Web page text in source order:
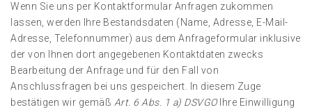
Wenn Sie uns per Kontaktformular Anfragen zukommen
lassen, werden Ihre Bestandsdaten (Name, Adresse, E-Mail-
Adresse, Telefonnummer) aus dem Anfrageformular inklusive
der von Ihnen dort angegebenen Kontaktdaten zwecks
Bearbeitung der Anfrage und für den Fall von
Anschlussfragen bei uns gespeichert. In diesem Zuge
bestätigen wir gemäß Art. 6 Abs. 1 a) DSVGO Ihre Einwilligung